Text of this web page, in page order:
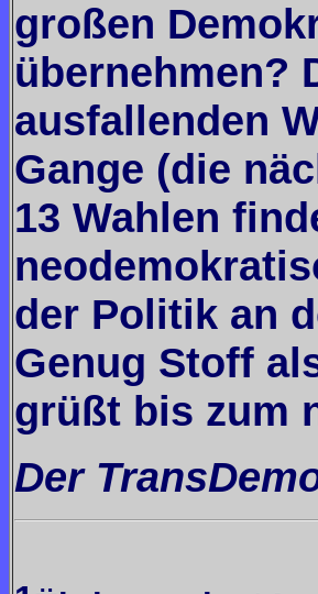
großen
übernehmen?
ausfallenden
Gange (die
13 Wahlen
der Politik an
Genug Stoff
grüßt bis zum
Der